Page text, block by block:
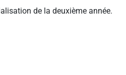
de la deuxième année.